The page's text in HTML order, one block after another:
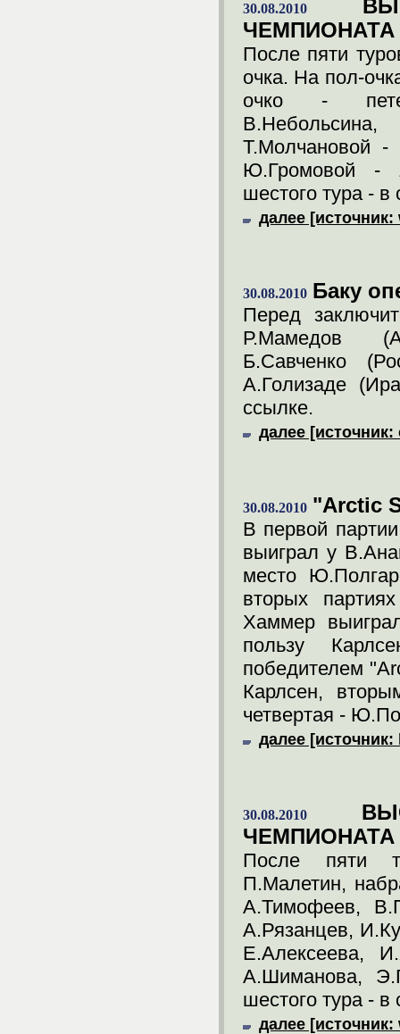
30.08.2010
После пяти
очка. На пол-
очко -
Т.Молчановой
Ю.Громовой -
шестого тура - в
далее
30.08.2010 Баку
Перед
Р.Мамедов
Б.Савченко
А.Голизаде
ссылке.
далее
30.08.2010 "Arctic
В первой
выиграл у
место
вторых
Хаммер
пользу
победителем
Карлсен,
четвертая -
далее
30.08.2010
После пяти
П.Малетин,
А.Тимофеев,
А.Рязанцев,
Е.Алексеева,
А.Шиманова,
шестого тура - в
далее